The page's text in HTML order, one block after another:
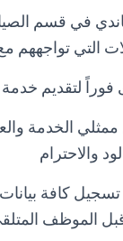
في قسم
التي تواجههم
لتقديم خدمة
الخدمة
والاحترام
كافة
الموظف